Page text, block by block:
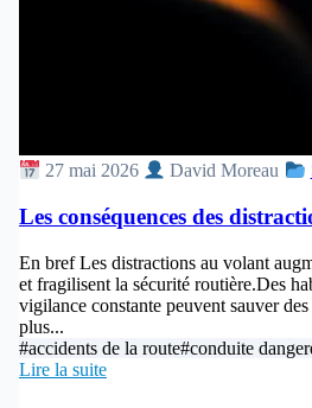
27 mai 2026 David Moreau
Les conséquences des
En bref Les distractions au volant
et fragilisent la sécurité routière.Des
vigilance constante peuvent sauver
plus...
#accidents de la route#conduite
Lire la suite